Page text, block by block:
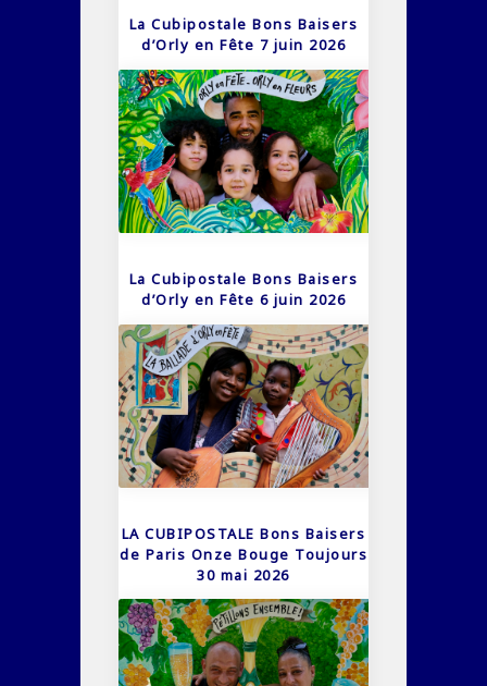
La Cubipostale Bons Baisers
d’Orly en Fête 7 juin 2026
La Cubipostale Bons Baisers
d’Orly en Fête 6 juin 2026
LA CUBIPOSTALE Bons Baisers
de Paris Onze Bouge Toujours
30 mai 2026